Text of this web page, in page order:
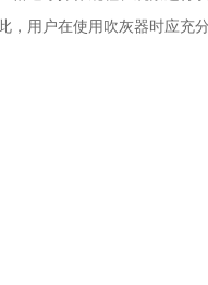
，用户在使用吹灰器时应充